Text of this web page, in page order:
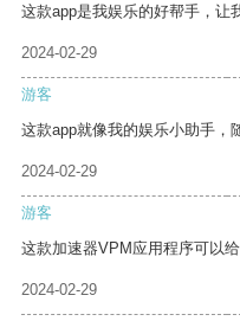
这款app是我娱乐的好帮手，让
2024-02-29
游客
这款app就像我的娱乐小助手，
2024-02-29
游客
这款加速器VPM应用程序可以
2024-02-29